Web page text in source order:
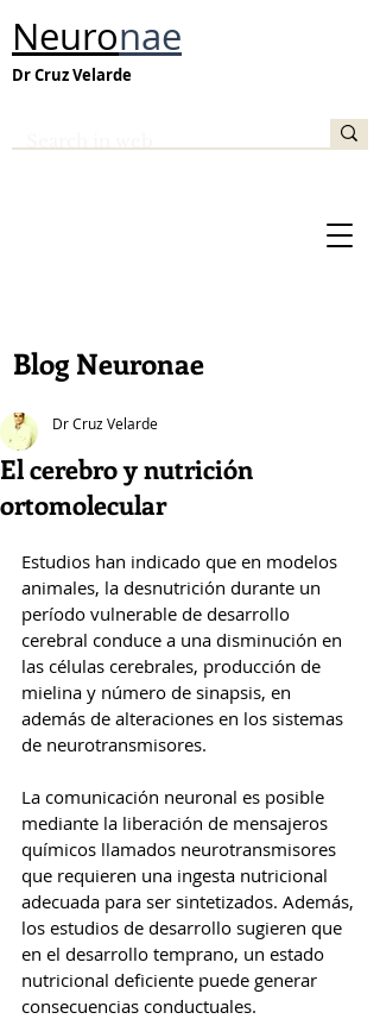
Neuronae
Dr Cruz Velarde
Blog Neuronae
El cerebro y nutrición
ortomolecular
Dr Cruz Velarde
Estudios han indicado que en modelos
animales, la desnutrición durante un
período vulnerable de desarrollo
cerebral conduce a una disminución en
las células cerebrales, producción de
mielina y número de sinapsis, en
además de alteraciones en los sistemas
de neurotransmisores.
La comunicación neuronal es posible
mediante la liberación de mensajeros
químicos llamados neurotransmisores
que requieren una ingesta nutricional
adecuada para ser sintetizados. Además,
los estudios de desarrollo sugieren que
en el desarrollo temprano, un estado
nutricional deficiente puede generar
consecuencias conductuales.